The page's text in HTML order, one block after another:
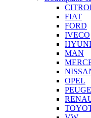
FIAT
FORD
IVECO
MAN
OPEL